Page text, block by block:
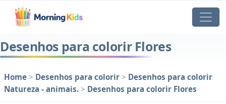
Desenhos para colorir Flores
Home > Desenhos para colorir > Desenhos para colorir
Natureza - animais. > Desenhos para colorir Flores